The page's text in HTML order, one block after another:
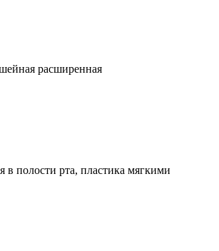
расширенная
в полости рта, пластика мягкими